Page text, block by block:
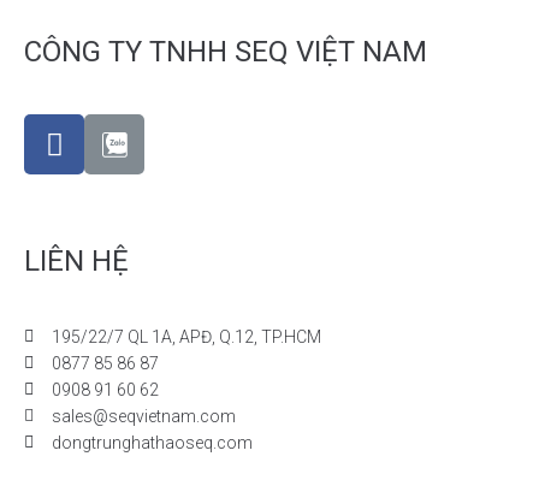
CÔNG TY TNHH SEQ VIỆT NAM
LIÊN HỆ
195/22/7 QL 1A, APĐ, Q.12, TP.HCM
0877 85 86 87
0908 91 60 62
sales@seqvietnam.com
dongtrunghathaoseq.com